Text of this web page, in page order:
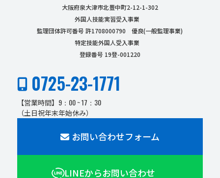
大阪府泉大津市北豊中町2-12-1-302
外国人技能実習受入事業
監理団体許可番号 許1708000790 優良(一般監理事業)
特定技能外国人受入事業
登録番号 19登-001220
0725-23-1771
【営業時間】 9：00 ~ 17：30
（土日祝年末年始休み）
お問い合わせフォーム
LINEからお問い合わせ